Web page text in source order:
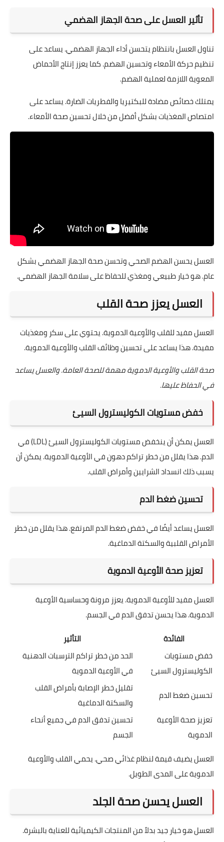
تأثير العسل على صحة الجهاز الهضمي
تناول العسل بانتظام يتحسن أداء الجهاز الهضمي. يساعد على
تنظيم حركة الأمعاء وتحسين الهضم. كما يعزز إنتاج الأحماض
المعوية اللازمة لعملية الهضم.
يمتلك خصائص مضادة للبكتيريا والفطريات الضارة. يساعد على
امتصاص المغذيات بشكل أفضل من خلال تحسين صحة الأمعاء.
العسل يحسن الهضم الصحي وتحسن صحة الجهاز الهضمي بشكل
عام. هو خيار طبيعي ومغذي للحفاظ على سلامة الجهاز الهضمي.
العسل يعزز صحة القلب
العسل مفيد للقلب والأوعية الدموية. يحتوي على سكر ومغذيات
مفيدة. هذا يساعد على تحسين وظائف القلب والأوعية الدموية.
صحة القلب والأوعية الدموية مهمة للصحة العامة. والعسل يساعد
في الحفاظ عليها.
خفض مستويات الكوليسترول السيئ
العسل يمكن أن ينخفض مستويات الكوليسترول السيئ (LDL) في
الدم. هذا يقلل من خطر تراكم دهون في الأوعية الدموية. يمكن أن
يسبب ذلك انسداد الشرايين وأمراض القلب.
تحسين ضغط الدم
العسل يساعد أيضًا في خفض ضغط الدم المرتفع. هذا يقلل من خطر
الأمراض القلبية والسكتة الدماغية.
تعزيز صحة الأوعية الدموية
العسل مفيد للأوعية الدموية. يعزز مرونة وحساسية الأوعية
الدموية. هذا يحسن تدفق الدم في الجسم.
الفائدة
التأثير
خفض مستويات
الكوليسترول السيئ
الحد من خطر تراكم الترسبات الدهنية
في الأوعية الدموية
تحسين ضغط الدم
تقليل خطر الإصابة بأمراض القلب
والسكتة الدماغية
تعزيز صحة الأوعية
الدموية
تحسين تدفق الدم في جميع أنحاء
الجسم
العسل يضيف قيمة لنظام غذائي صحي. يحمي القلب والأوعية
الدموية على المدى الطويل.
العسل يحسن صحة الجلد
العسل هو خيار جيد بدلاً من المنتجات الكيميائية للعناية بالبشرة.